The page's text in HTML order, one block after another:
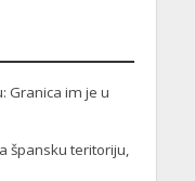
Granica im je u
špansku teritoriju,